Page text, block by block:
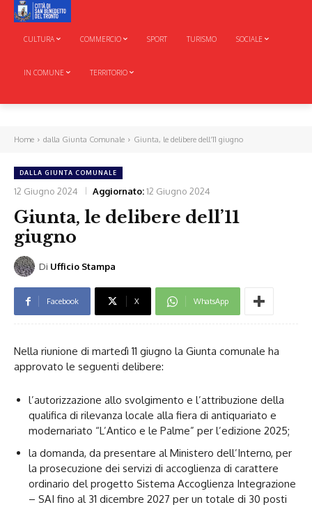
CULTURA COMMERCIO SPORT TURISMO SOCIALE
IN COMUNE TERRITORIO
Home dalla Giunta Comunale Giunta, le delibere dell’11 giugno
DALLA GIUNTA COMUNALE
12 Giugno 2024 Aggiornato:12 Giugno 2024
Giunta, le delibere dell’11
giugno
Di Ufficio Stampa
Facebook X WhatsApp
Nella riunione di martedì 11 giugno la Giunta comunale ha
approvato le seguenti delibere:
l’autorizzazione allo svolgimento e l’attribuzione della
qualifica di rilevanza locale alla fiera di antiquariato e
modernariato “L’Antico e le Palme” per l’edizione 2025;
la domanda, da presentare al Ministero dell’Interno, per
la prosecuzione dei servizi di accoglienza di carattere
ordinario del progetto Sistema Accoglienza Integrazione
– SAI fino al 31 dicembre 2027 per un totale di 30 posti